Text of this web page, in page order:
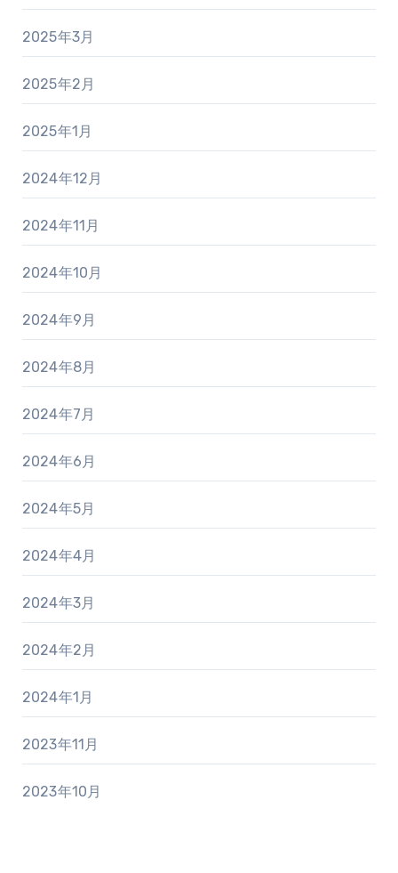
2025年3月
2025年2月
2025年1月
2024年12月
2024年11月
2024年10月
2024年9月
2024年8月
2024年7月
2024年6月
2024年5月
2024年4月
2024年3月
2024年2月
2024年1月
2023年11月
2023年10月